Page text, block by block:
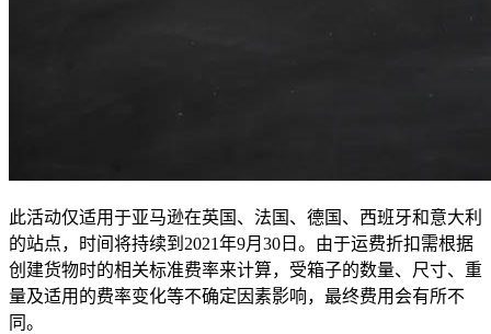
此活动仅适用于亚马逊在英国、法国、德国、西班牙和意大利
的站点，时间将持续到2021年9月30日。由于运费折扣需根据
创建货物时的相关标准费率来计算，受箱子的数量、尺寸、重
量及适用的费率变化等不确定因素影响，最终费用会有所不
同。